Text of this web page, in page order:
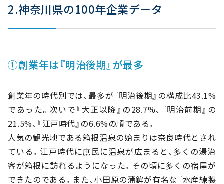
2.神奈川県の100年企業データ
①創業年は『明治後期』が最多
創業年の時代別では、最多が『明治後期』の構成比43.1%
であった。次いで『大正以降』の28.7%、『明治前期』の
21.5%、『江戸時代』の6.6%の順である。
人気の観光地である箱根温泉の始まりは奈良時代とされ
ている。江戸時代に庶民に温泉が広まると、多くの湯治
客が箱根に訪れるようになった。その頃に多くの宿屋が
できたのである。また、小田原の蒲鉾が有名な『水産練製